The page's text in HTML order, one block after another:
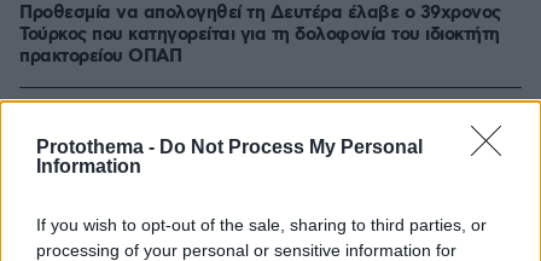
Protothema - Do Not Process My Personal
Information
If you wish to opt-out of the sale, sharing to third parties, or
processing of your personal or sensitive information for
Προθεσμία να απολογηθεί τη Δευτέρα έλαβε ο 39χρονος
Τούρκος που κατηγορείται για τη δολοφονία του ιδιοκτήτη
πρακτορείου ΟΠΑΠ